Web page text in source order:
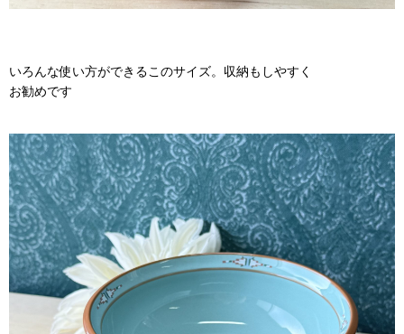
いろんな使い方ができるこのサイズ。収納もしやすく
お勧めです